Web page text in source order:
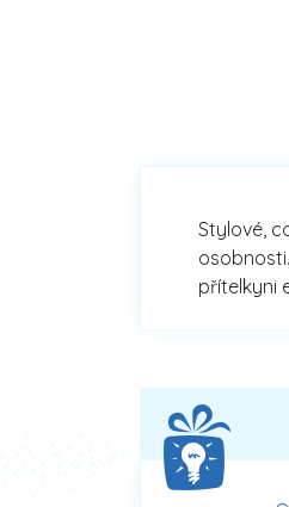
Stylové,
přítelkyni